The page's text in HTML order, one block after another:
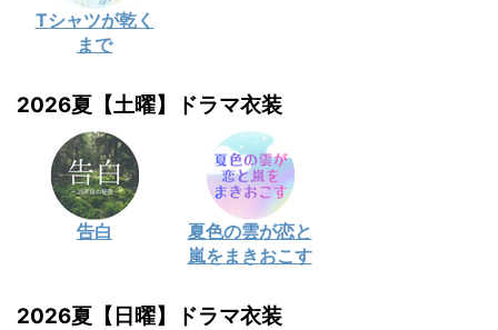
Tシャツが乾く
まで
2026夏【土曜】ドラマ衣装
告白
夏色の雲が恋と
嵐をまきおこす
2026夏【日曜】ドラマ衣装